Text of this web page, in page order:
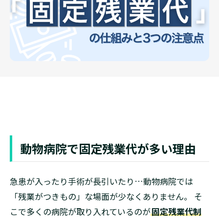
動物病院で固定残業代が多い理由
急患が入ったり手術が長引いたり…動物病院では
「残業がつきもの」な場面が少なくありません。 そ
こで多くの病院が取り入れているのが固定残業代制